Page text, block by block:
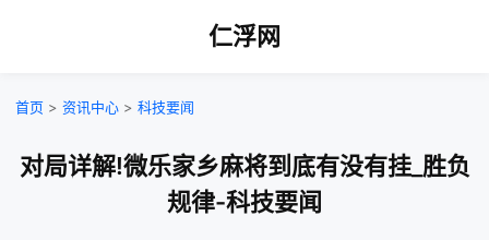
仁浮网
首页 > 资讯中心 > 科技要闻
对局详解!微乐家乡麻将到底有没有挂_胜负
规律-科技要闻